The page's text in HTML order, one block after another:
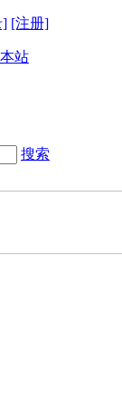
] [注册]
站
搜索